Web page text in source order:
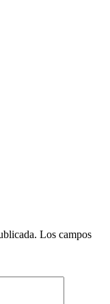
Los campos